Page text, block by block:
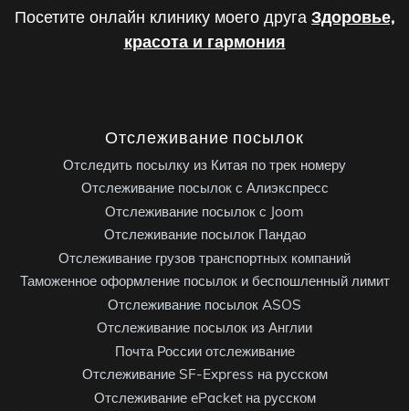
Посетите онлайн клинику моего друга Здоровье,
красота и гармония
Отслеживание посылок
Отследить посылку из Китая по трек номеру
Отслеживание посылок с Алиэкспресс
Отслеживание посылок с Joom
Отслеживание посылок Пандао
Отслеживание грузов транспортных компаний
Таможенное оформление посылок и беспошленный лимит
Отслеживание посылок ASOS
Отслеживание посылок из Англии
Почта России отслеживание
Отслеживание SF-Express на русском
Отслеживание ePacket на русском